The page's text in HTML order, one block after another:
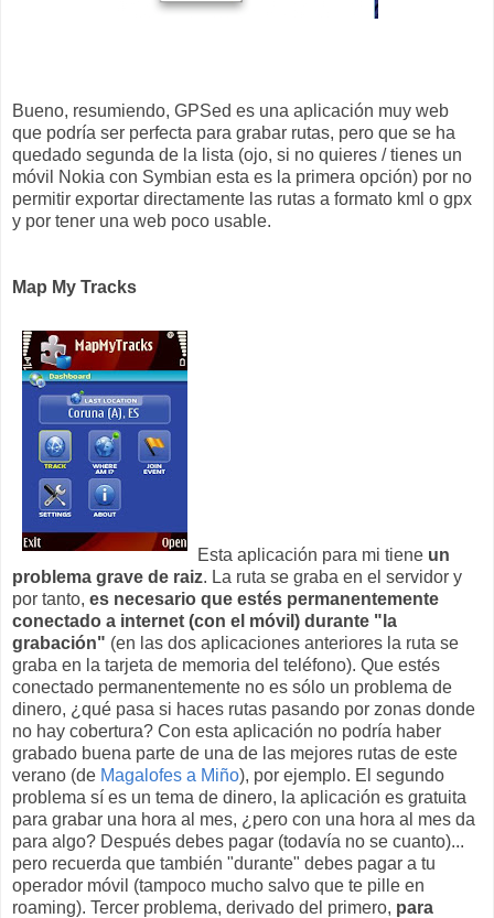
Bueno, resumiendo, GPSed es una aplicación muy web
que podría ser perfecta para grabar rutas, pero que se ha
quedado segunda de la lista (ojo, si no quieres / tienes un
móvil Nokia con Symbian esta es la primera opción) por no
permitir exportar directamente las rutas a formato kml o gpx
y por tener una web poco usable.
Map My Tracks
Esta aplicación para mi tiene un
problema grave de raiz. La ruta se graba en el servidor y
por tanto, es necesario que estés permanentemente
conectado a internet (con el móvil) durante "la
grabación" (en las dos aplicaciones anteriores la ruta se
graba en la tarjeta de memoria del teléfono). Que estés
conectado permanentemente no es sólo un problema de
dinero, ¿qué pasa si haces rutas pasando por zonas donde
no hay cobertura? Con esta aplicación no podría haber
grabado buena parte de una de las mejores rutas de este
verano (de Magalofes a Miño), por ejemplo. El segundo
problema sí es un tema de dinero, la aplicación es gratuita
para grabar una hora al mes, ¿pero con una hora al mes da
para algo? Después debes pagar (todavía no se cuanto)...
pero recuerda que también "durante" debes pagar a tu
operador móvil (tampoco mucho salvo que te pille en
roaming). Tercer problema, derivado del primero, para